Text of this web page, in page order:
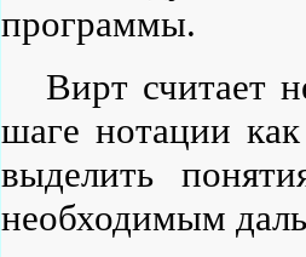
программы.
Вирт считает
шаге нотации
выделить
необходимым